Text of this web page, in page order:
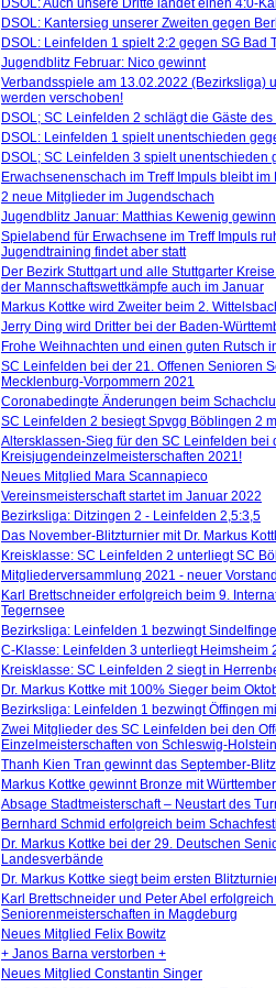
DSOL: Auch unsere Dritte landet einen 4:0-
DSOL: Kantersieg unserer Zweiten gegen
DSOL: Leinfelden 1 spielt 2:2 gegen SG Bad
Jugendblitz Februar: Nico gewinnt
Verbandsspiele am 13.02.2022 (Bezirksliga)
werden verschoben!
DSOL; SC Leinfelden 2 schlägt die Gäste
DSOL: Leinfelden 1 spielt unentschieden
DSOL; SC Leinfelden 3 spielt unentschieden
Erwachsenenschach im Treff Impuls bleibt
2 neue Mitglieder im Jugendschach
Jugendblitz Januar: Matthias Kewenig
Spielabend für Erwachsene im Treff Impuls
Jugendtraining findet aber statt
Der Bezirk Stuttgart und alle Stuttgarter
der Mannschaftswettkämpfe auch im Januar
Markus Kottke wird Zweiter beim 2.
Jerry Ding wird Dritter bei der Baden-
Frohe Weihnachten und einen guten Rutsch
SC Leinfelden bei der 21. Offenen Senioren
Mecklenburg-Vorpommern 2021
Coronabedingte Änderungen beim
SC Leinfelden 2 besiegt Spvgg Böblingen 2
Altersklassen-Sieg für den SC Leinfelden bei
Kreisjugendeinzelmeisterschaften 2021!
Neues Mitglied Mara Scannapieco
Vereinsmeisterschaft startet im Januar 2022
Bezirksliga: Ditzingen 2 - Leinfelden 2,5:3,5
Das November-Blitzturnier mit Dr. Markus
Kreisklasse: SC Leinfelden 2 unterliegt SC
Mitgliederversammlung 2021 - neuer
Karl Brettschneider erfolgreich beim 9.
Tegernsee
Bezirksliga: Leinfelden 1 bezwingt
C-Klasse: Leinfelden 3 unterliegt Heimsheim
Kreisklasse: SC Leinfelden 2 siegt in
Dr. Markus Kottke mit 100% Sieger beim
Bezirksliga: Leinfelden 1 bezwingt Öffingen
Zwei Mitglieder des SC Leinfelden bei den
Einzelmeisterschaften von Schleswig-
Thanh Kien Tran gewinnt das September-
Markus Kottke gewinnt Bronze mit
Absage Stadtmeisterschaft – Neustart des
Bernhard Schmid erfolgreich beim
Dr. Markus Kottke bei der 29. Deutschen
Landesverbände
Dr. Markus Kottke siegt beim ersten
Karl Brettschneider und Peter Abel
Seniorenmeisterschaften in Magdeburg
Neues Mitglied Felix Bowitz
+ Janos Barna verstorben +
Neues Mitglied Constantin Singer